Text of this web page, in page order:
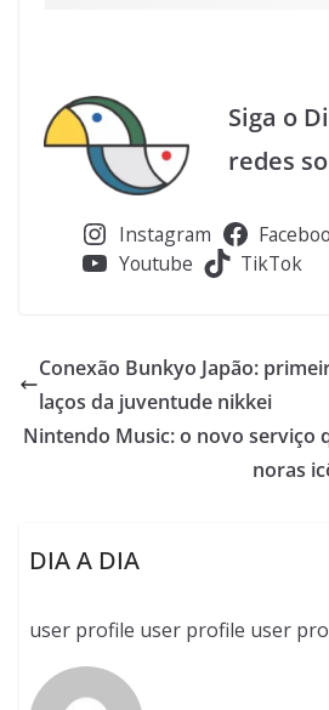
Siga o
redes
Instagram
Youtube
TikTok
Conexão Bunkyo Japão:
laços da juventude nikkei
Nintendo Music: o novo serviço
noras
DIA A DIA
user profile user profile user